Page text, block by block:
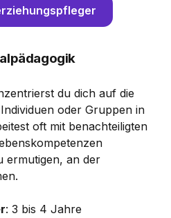
du dich auf die
oder Gruppen in
oft mit benachteiligten
ermutigen, an der
: 3 bis 4 Jahre